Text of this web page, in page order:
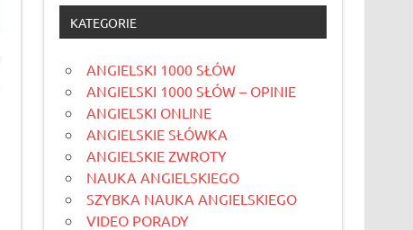
KATEGORIE
ANGIELSKI 1000 SŁÓW
ANGIELSKI 1000 SŁÓW – OPINIE
ANGIELSKI ONLINE
ANGIELSKIE SŁÓWKA
ANGIELSKIE ZWROTY
NAUKA ANGIELSKIEGO
SZYBKA NAUKA ANGIELSKIEGO
VIDEO PORADY